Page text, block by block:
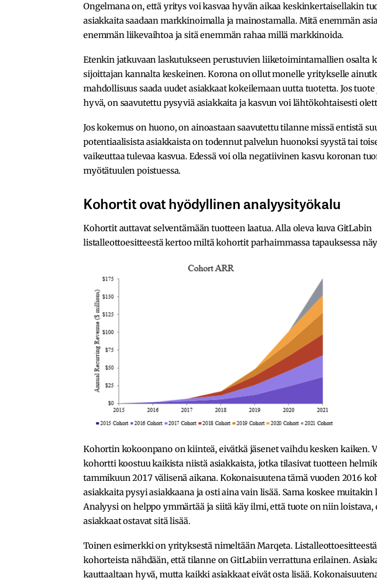
Ongelmana on, että yritys voi kasvaa hyvän aikaa keskinkertaisellakin
asiakkaita saadaan markkinoimalla ja mainostamalla. Mitä enemmän
enemmän liikevaihtoa ja sitä enemmän rahaa millä markkinoida.
Etenkin jatkuvaan laskutukseen perustuvien liiketoimintamallien osalta
sijoittajan kannalta keskeinen. Korona on ollut monelle yritykselle
mahdollisuus saada uudet asiakkaat kokeilemaan uutta tuotetta. Jos
hyvä, on saavutettu pysyviä asiakkaita ja kasvun voi lähtökohtaisesti
Jos kokemus on huono, on ainoastaan saavutettu tilanne missä entistä
potentiaalisista asiakkaista on todennut palvelun huonoksi syystä tai
vaikeuttaa tulevaa kasvua. Edessä voi olla negatiivinen kasvu koronan
myötätuulen poistuessa.
Kohortit ovat hyödyllinen analyysityökalu
Kohortit auttavat selventämään tuotteen laatua. Alla oleva kuva GitLabin
listalleottoesitteestä kertoo miltä kohortit parhaimmassa tapauksessa
Kohortin kokoonpano on kiinteä, eivätkä jäsenet vaihdu kesken kaiken.
kohortti koostuu kaikista niistä asiakkaista, jotka tilasivat tuotteen
tammikuun 2017 välisenä aikana. Kokonaisuutena tämä vuoden 2016
asiakkaita pysyi asiakkaana ja osti aina vain lisää. Sama koskee
Analyysi on helppo ymmärtää ja siitä käy ilmi, että tuote on niin loistava,
asiakkaat ostavat sitä lisää.
Toinen esimerkki on yrityksestä nimeltään Marqeta.
kohorteista nähdään, että tilanne on GitLabiin verrattuna erilainen.
kauttaaltaan hyvä, mutta kaikki asiakkaat eivät osta lisää.